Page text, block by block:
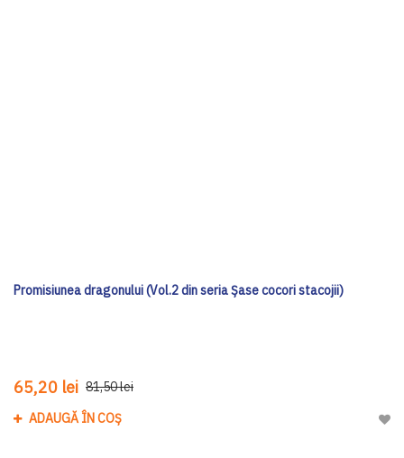
Promisiunea dragonului (Vol.2 din seria Șase cocori stacojii)
65,20 lei 81,50 lei
ADAUGĂ ÎN COȘ